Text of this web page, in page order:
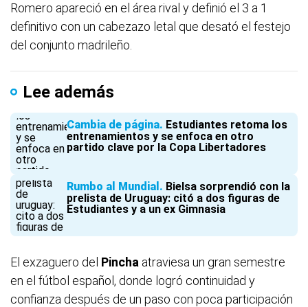
Romero apareció en el área rival y definió el 3 a 1
definitivo con un cabezazo letal que desató el festejo
del conjunto madrileño.
Lee además
Cambia de página Estudiantes retoma los
entrenamientos y se enfoca en otro
partido clave por la Copa Libertadores
Rumbo al Mundial
Bielsa sorprendió con la
prelista de Uruguay: citó a dos figuras de
Estudiantes y a un ex Gimnasia
El exzaguero del Pincha atraviesa un gran semestre
en el fútbol español, donde logró continuidad y
confianza después de un paso con poca participación